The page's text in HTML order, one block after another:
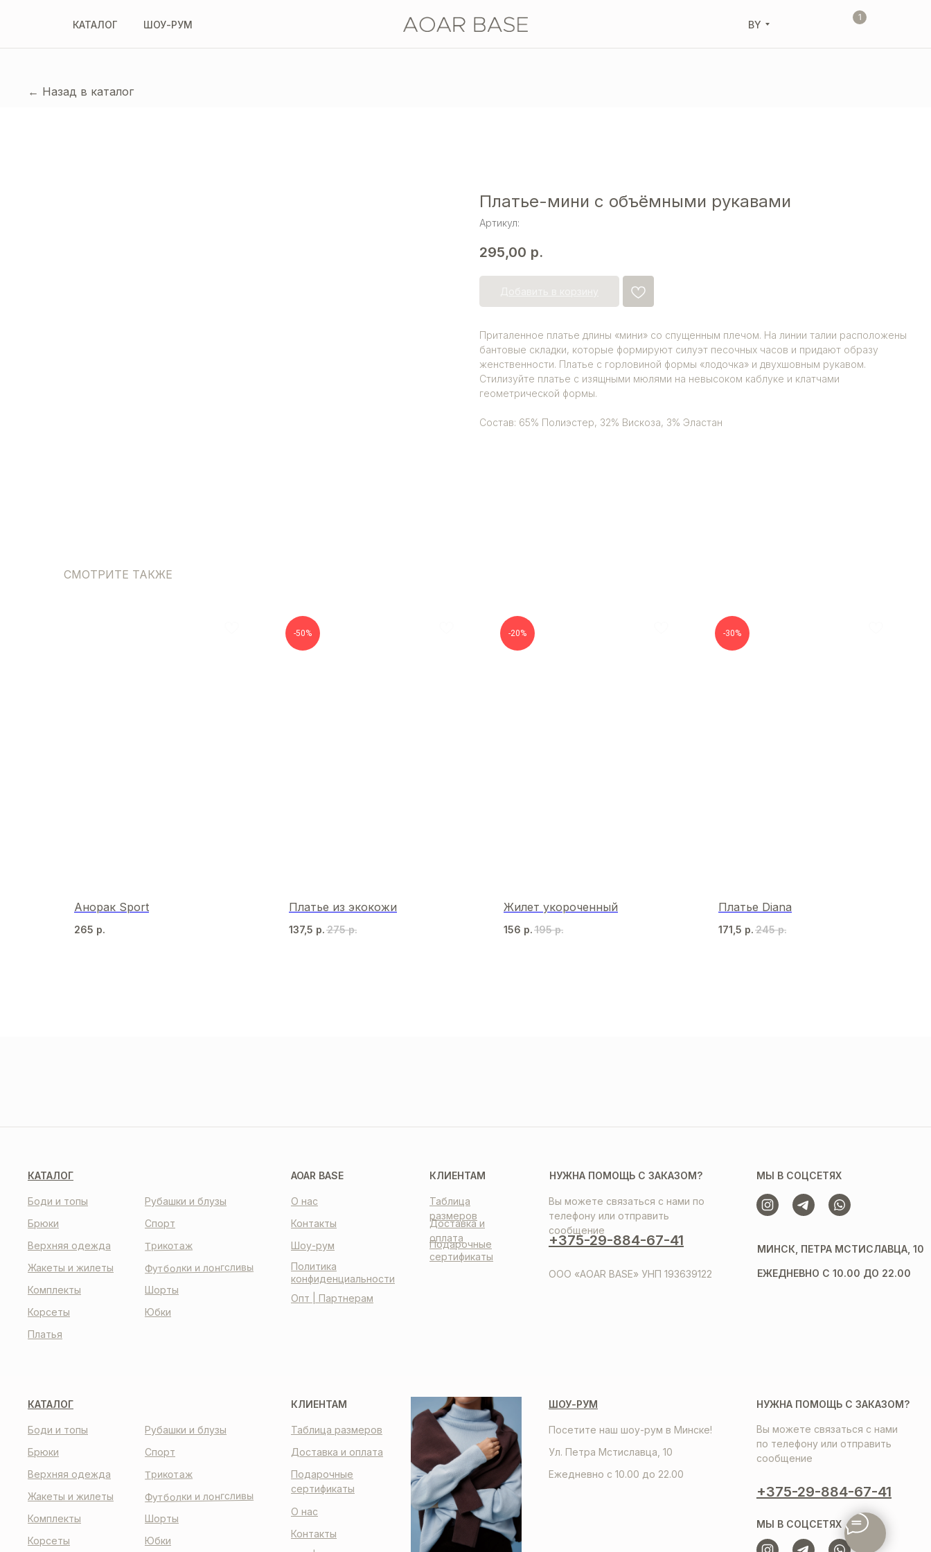
1
КАТАЛОГ ШОУ-РУМ BY
← Назад в каталог
Платье-мини с объёмными рукавами
Артикул:
295,00 р.
Приталенное платье длины «мини» со спущенным плечом. На линии талии расположены
бантовые складки, которые формируют силуэт песочных часов и придают образу
женственности. Платье с горловиной формы «лодочка» и двухшовным рукавом.
Стилизуйте платье с изящными мюлями на невысоком каблуке и клатчами
геометрической формы.
Состав: 65% Полиэстер, 32% Вискоза, 3% Эластан
СМОТРИТЕ ТАКЖЕ
Анорак Sport
265 р.
-50%
Платье из экокожи
137,5 р. 275 р.
-20%
Жилет укороченный
156 р. 195 р.
-30%
Платье Diana
171,5 р. 245 р.
КАТАЛОГ КЛИЕНТАМ
Таблица
размеров
Доставка и
оплата
Подарочные
сертификаты
НУЖНА ПОМОЩЬ С ЗАКАЗОМ?
Вы можете связаться с нами по
телефону или отправить
сообщение
+375-29-884-67-41
ООО «AOAR BASE» УНП 193639122
МЫ В СОЦСЕТЯХ
МИНСК, ПЕТРА МСТИСЛАВЦА, 10
ЕЖЕДНЕВНО С 10.00 ДО 22.00
AOAR BASE
О нас
Контакты
Шоу-рум
Политика
конфиденциальности
Опт | Партнерам
Корсеты
Платья
Боди и топы
Комплекты Шорты
Спорт
Рубашки и блузы
Брюки
Жакеты и жилеты
Трикотаж
Футболки и лонгсливы
Верхняя одежда
Юбки
О нас
Контакты
КЛИЕНТАМ
Таблица размеров
Доставка и оплата
Подарочные
сертификаты
НУЖНА ПОМОЩЬ С ЗАКАЗОМ?
Вы можете связаться с нами
по телефону или отправить
сообщение
+375-29-884-67-41
МЫ В СОЦСЕТЯХ
КАТАЛОГ ШОУ-РУМ
Ул. Петра Мстиславца, 10
Ежедневно с 10.00 до 22.00
Посетите наш шоу-рум в Минске!
Корсеты
Боди и топы
Комплекты Шорты
Спорт
Рубашки и блузы
Брюки
Жакеты и жилеты
Трикотаж
Футболки и лонгсливы
Верхняя одежда
Юбки